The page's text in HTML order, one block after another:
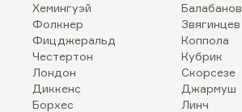
Хемингуэй
Фолкнер
Фицджеральд
Честертон
Лондон
Диккенс
Борхес
Балабанов
Звягинцев
Коппола
Кубрик
Скорсезе
Джармуш
Линч